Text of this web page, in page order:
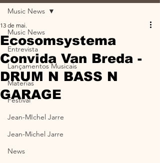
Music News
Entrevista
Lançamentos Musicais
Materias
Festival
Jean-MIchel Jarre
Jean-Michel Jarre
News
Music News
Ecosomsystema
Convida Van Breda -
DRUM N BASS N
GARAGE
13 de mai.